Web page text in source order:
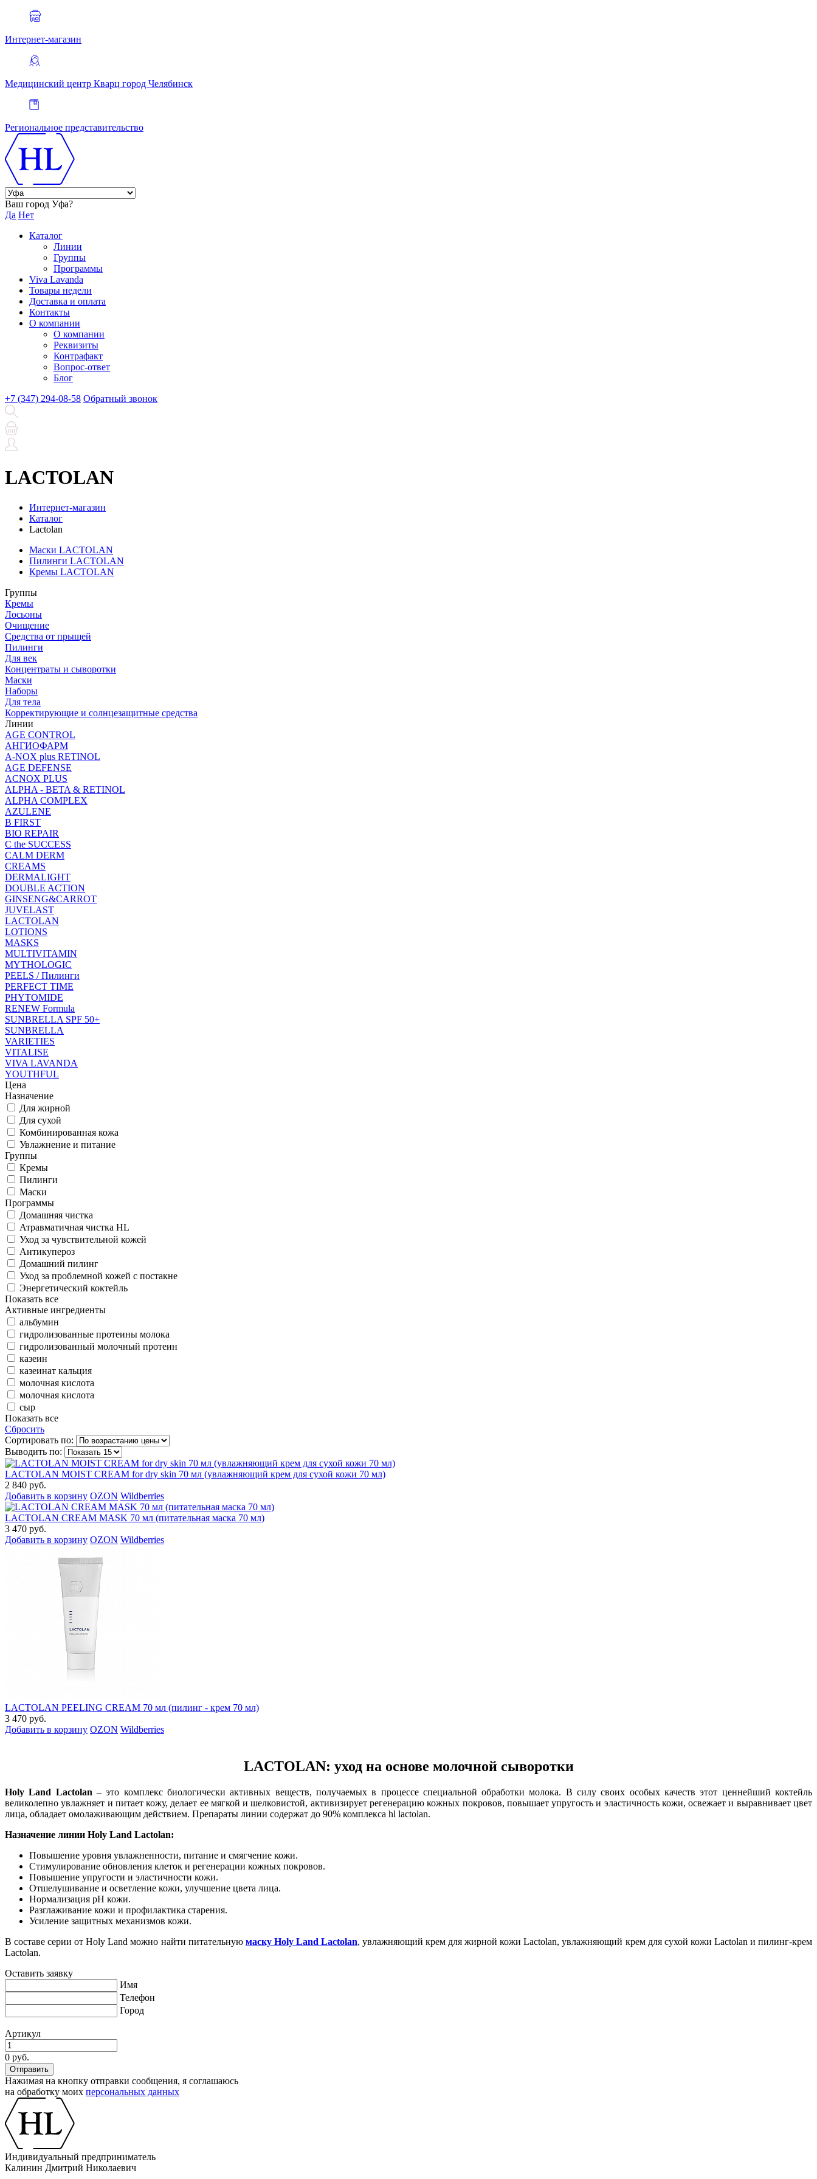
Интернет-магазин
Медицинский центр Кварц город Челябинск
Региональное представительство
Ваш город Уфа?
Да Нет
Каталог
Линии
Группы
Программы
Viva Lavanda
Товары недели
Доставка и оплата
Контакты
О компании
О компании
Реквизиты
Контрафакт
Вопрос-ответ
Блог
+7 (347) 294-08-58 Обратный звонок
LACTOLAN
Интернет-магазин
Каталог
Lactolan
Маски LACTOLAN
Пилинги LACTOLAN
Кремы LACTOLAN
Группы
Кремы
Лосьоны
Очищение
Средства от прыщей
Пилинги
Для век
Концентраты и сыворотки
Маски
Наборы
Для тела
Корректирующие и солнцезащитные средства
Линии
AGE CONTROL
АНГИОФАРМ
A-NOX plus RETINOL
AGE DEFENSE
ACNOX PLUS
ALPHA - BETA & RETINOL
ALPHA COMPLEX
AZULENE
B FIRST
BIO REPAIR
C the SUCCESS
CALM DERM
CREAMS
DERMALIGHT
DOUBLE ACTION
GINSENG&CARROT
JUVELAST
LACTOLAN
LOTIONS
MASKS
MULTIVITAMIN
MYTHOLOGIC
PEELS / Пилинги
PERFECT TIME
PHYTOMIDE
RENEW Formula
SUNBRELLA SPF 50+
SUNBRELLA
VARIETIES
VITALISE
VIVA LAVANDA
YOUTHFUL
Цена
Назначение
Для жирной
Для сухой
Комбинированная кожа
Увлажнение и питание
Группы
Кремы
Пилинги
Маски
Программы
Домашняя чистка
Атравматичная чистка HL
Уход за чувствительной кожей
Антикупероз
Домашний пилинг
Уход за проблемной кожей с постакне
Энергетический коктейль
Показать все
Активные ингредиенты
альбумин
гидролизованные протеины молока
гидролизованный молочный протеин
казеин
казеинат кальция
молочная кислота
молочная кислота
сыр
Показать все
Сбросить
Сортировать по:
Выводить по:
LACTOLAN MOIST CREAM for dry skin 70 мл (увлажняющий крем для сухой кожи 70 мл)
2 840 руб.
Добавить в корзину OZON Wildberries
LACTOLAN CREAM MASK 70 мл (питательная маска 70 мл)
3 470 руб.
Добавить в корзину OZON Wildberries
LACTOLAN PEELING CREAM 70 мл (пилинг - крем 70 мл)
3 470 руб.
Добавить в корзину OZON Wildberries
LACTOLAN: уход на основе молочной сыворотки
Holy Land Lactolan – это комплекс биологически активных веществ, получаемых в процессе специальной обработки молока. В силу своих особых качеств этот ценнейший коктейль
великолепно увлажняет и питает кожу, делает ее мягкой и шелковистой, активизирует регенерацию кожных покровов, повышает упругость и эластичность кожи, освежает и выравнивает цвет
лица, обладает омолаживающим действием. Препараты линии содержат до 90% комплекса hl lactolan.
Назначение линии Holy Land Lactolan:
Повышение уровня увлажненности, питание и смягчение кожи.
Стимулирование обновления клеток и регенерации кожных покровов.
Повышение упругости и эластичности кожи.
Отшелушивание и осветление кожи, улучшение цвета лица.
Нормализация рН кожи.
Разглаживание кожи и профилактика старения.
Усиление защитных механизмов кожи.
В составе серии от Holy Land можно найти питательную маску Holy Land Lactolan, увлажняющий крем для жирной кожи Lactolan, увлажняющий крем для сухой кожи Lactolan и пилинг-крем
Lactolan.
Оставить заявку
Имя
Телефон
Город
Артикул
0 руб.
Нажимая на кнопку отправки сообщения, я соглашаюсь
на обработку моих персональных данных
Индивидуальный предприниматель
Калинин Дмитрий Николаевич